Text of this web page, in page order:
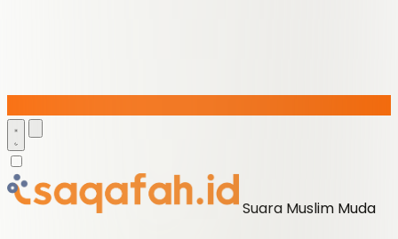
Suara Muslim Muda